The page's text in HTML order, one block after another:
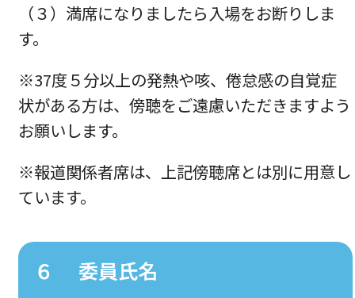
（３）満席になりましたら入場をお断りしま
す。
※37度５分以上の発熱や咳、倦怠感の自覚症
状がある方は、傍聴をご遠慮いただきますよう
お願いします。
※報道関係者席は、上記傍聴席とは別に用意し
ています。
６ 委員氏名